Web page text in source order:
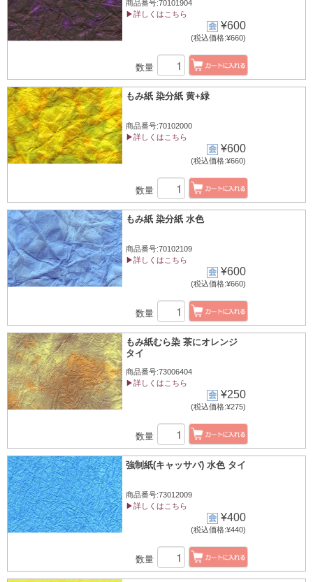
商品番号:70101904
▶詳しくはこちら
¥600
(税込価格:¥660)
数量
もみ紙 染分紙 黄+緑
商品番号:70102000
▶詳しくはこちら
¥600
(税込価格:¥660)
数量
もみ紙 染分紙 水色
商品番号:70102109
▶詳しくはこちら
¥600
(税込価格:¥660)
数量
もみ紙むら染 茶にオレンジ
タイ
商品番号:73006404
▶詳しくはこちら
¥250
(税込価格:¥275)
数量
強制紙(キャッサバ) 水色 タイ
商品番号:73012009
▶詳しくはこちら
¥400
(税込価格:¥440)
数量